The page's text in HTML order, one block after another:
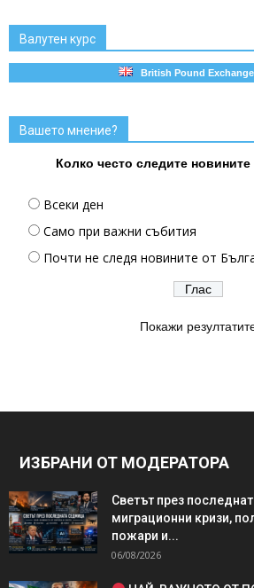
Валутен курс
British Pound
Вашето мнение?
Колко често следите
Всеки ден
Само при важни събития
Почти не следя новините от
Покажи
ИЗБРАНИ ОТ МОДЕРАТОРА
Светът през
миграционни кризи,
пожари и...
06/08/2026